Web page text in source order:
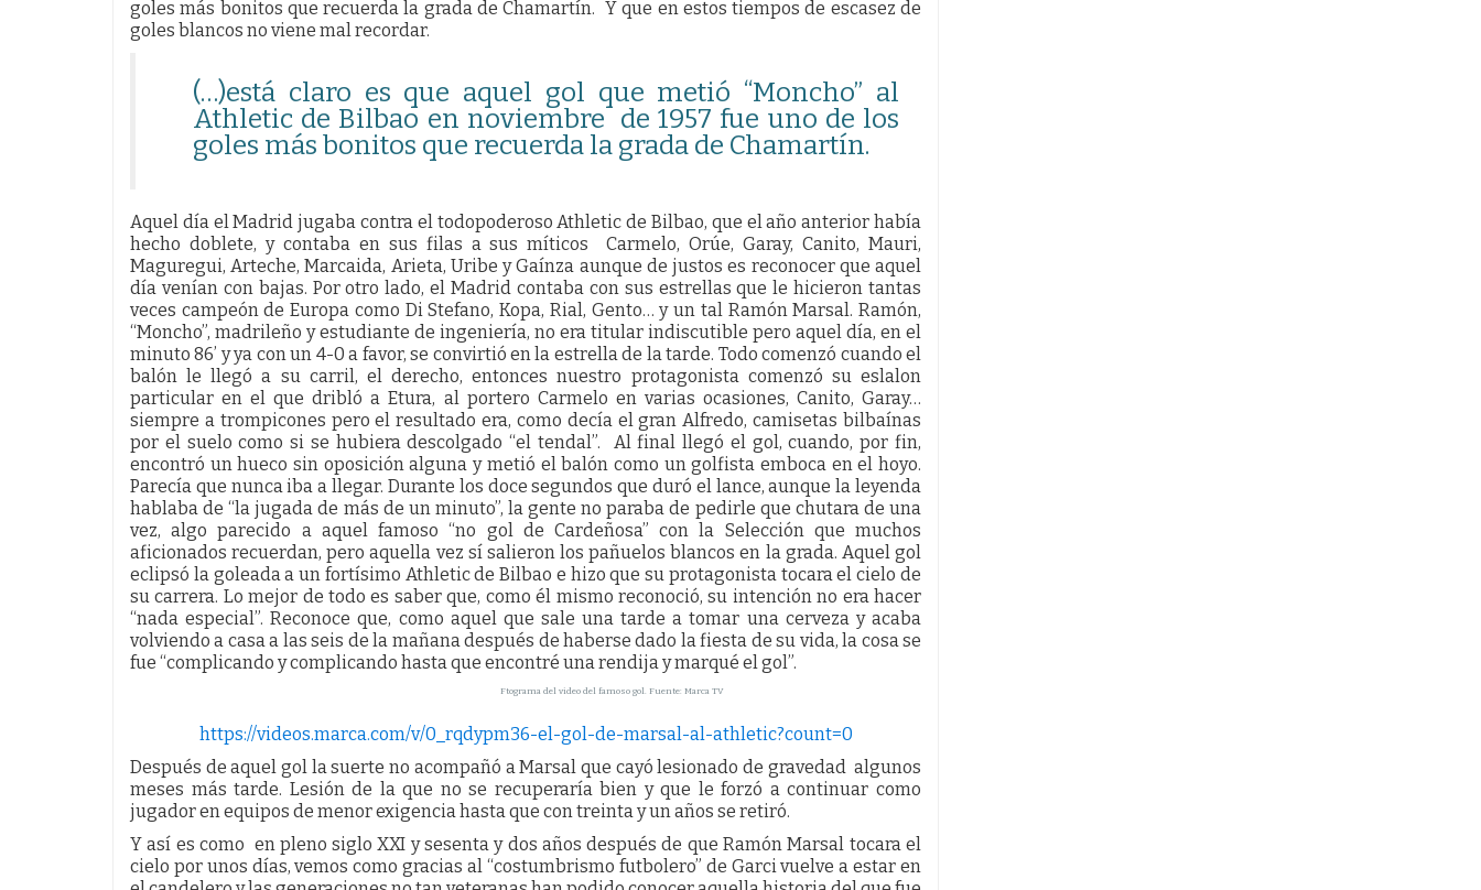
goles más bonitos que recuerda la grada de Chamartín. Y que en estos tiempos de escasez de
goles blancos no viene mal recordar.
(…)está claro es que aquel gol que metió “Moncho” al
Athletic de Bilbao en noviembre de 1957 fue uno de los
goles más bonitos que recuerda la grada de Chamartín.
Aquel día el Madrid jugaba contra el todopoderoso Athletic de Bilbao, que el año anterior había
hecho doblete, y contaba en sus filas a sus míticos Carmelo, Orúe, Garay, Canito, Mauri,
Maguregui, Arteche, Marcaida, Arieta, Uribe y Gaínza aunque de justos es reconocer que aquel
día venían con bajas. Por otro lado, el Madrid contaba con sus estrellas que le hicieron tantas
veces campeón de Europa como Di Stefano, Kopa, Rial, Gento… y un tal Ramón Marsal. Ramón,
“Moncho”, madrileño y estudiante de ingeniería, no era titular indiscutible pero aquel día, en el
minuto 86’ y ya con un 4-0 a favor, se convirtió en la estrella de la tarde. Todo comenzó cuando el
balón le llegó a su carril, el derecho, entonces nuestro protagonista comenzó su eslalon
particular en el que dribló a Etura, al portero Carmelo en varias ocasiones, Canito, Garay…
siempre a trompicones pero el resultado era, como decía el gran Alfredo, camisetas bilbaínas
por el suelo como si se hubiera descolgado “el tendal”. Al final llegó el gol, cuando, por fin,
encontró un hueco sin oposición alguna y metió el balón como un golfista emboca en el hoyo.
Parecía que nunca iba a llegar. Durante los doce segundos que duró el lance, aunque la leyenda
hablaba de “la jugada de más de un minuto”, la gente no paraba de pedirle que chutara de una
vez, algo parecido a aquel famoso “no gol de Cardeñosa” con la Selección que muchos
aficionados recuerdan, pero aquella vez sí salieron los pañuelos blancos en la grada. Aquel gol
eclipsó la goleada a un fortísimo Athletic de Bilbao e hizo que su protagonista tocara el cielo de
su carrera. Lo mejor de todo es saber que, como él mismo reconoció, su intención no era hacer
“nada especial”. Reconoce que, como aquel que sale una tarde a tomar una cerveza y acaba
volviendo a casa a las seis de la mañana después de haberse dado la fiesta de su vida, la cosa se
fue “complicando y complicando hasta que encontré una rendija y marqué el gol”.
Ftograma del video del famoso gol. Fuente: Marca TV
https://videos.marca.com/v/0_rqdypm36-el-gol-de-marsal-al-athletic?count=0
Después de aquel gol la suerte no acompañó a Marsal que cayó lesionado de gravedad algunos
meses más tarde. Lesión de la que no se recuperaría bien y que le forzó a continuar como
jugador en equipos de menor exigencia hasta que con treinta y un años se retiró.
Y así es como en pleno siglo XXI y sesenta y dos años después de que Ramón Marsal tocara el
cielo por unos días, vemos como gracias al “costumbrismo futbolero” de Garci vuelve a estar en